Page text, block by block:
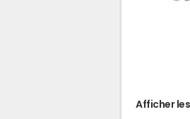
Afficher